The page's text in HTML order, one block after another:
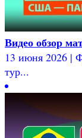
Видео обзор
13 июня 2026 |
тур...